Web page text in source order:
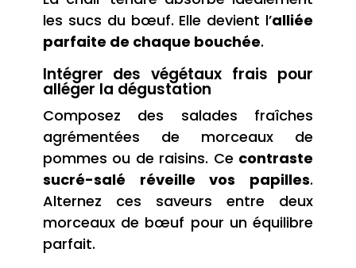
les sucs du bœuf. Elle devient l’alliée
parfaite de chaque bouchée.
Intégrer des végétaux frais pour
alléger la dégustation
Composez des salades fraîches
agrémentées de morceaux de
pommes ou de raisins. Ce contraste
sucré-salé réveille vos papilles.
Alternez ces saveurs entre deux
morceaux de bœuf pour un équilibre
parfait.